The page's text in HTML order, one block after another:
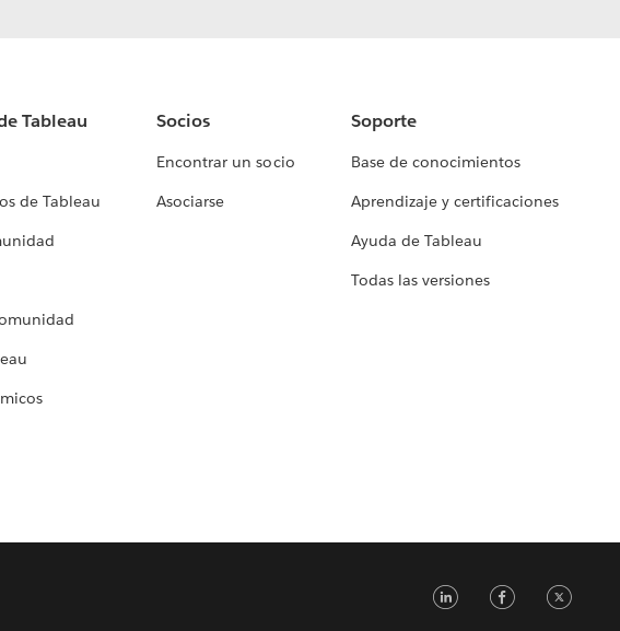
Tableau
de Tableau
Socios
Encontrar un socio
Asociarse
Soporte
Base de conocimientos
Aprendizaje y certificaciones
Ayuda de Tableau
Todas las versiones
LinkedIn